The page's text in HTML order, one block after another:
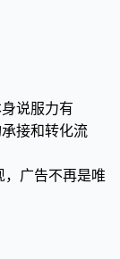
说服力有
接和转化流
广告不再是唯